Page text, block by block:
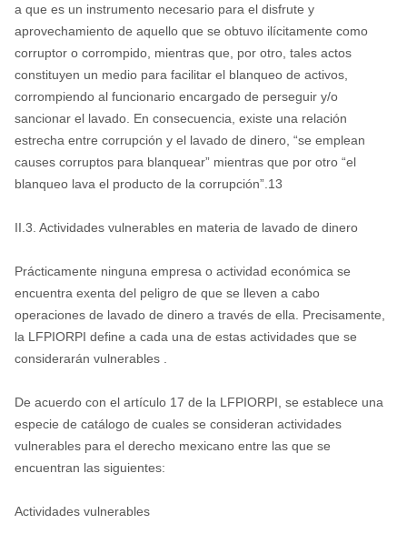
a que es un instrumento necesario para el disfrute y
aprovechamiento de aquello que se obtuvo ilícitamente como
corruptor o corrompido, mientras que, por otro, tales actos
constituyen un medio para facilitar el blanqueo de activos,
corrompiendo al funcionario encargado de perseguir y/o
sancionar el lavado. En consecuencia, existe una relación
estrecha entre corrupción y el lavado de dinero, “se emplean
causes corruptos para blanquear” mientras que por otro “el
blanqueo lava el producto de la corrupción”.13
II.3. Actividades vulnerables en materia de lavado de dinero
Prácticamente ninguna empresa o actividad económica se
encuentra exenta del peligro de que se lleven a cabo
operaciones de lavado de dinero a través de ella. Precisamente,
la LFPIORPI define a cada una de estas actividades que se
considerarán vulnerables .
De acuerdo con el artículo 17 de la LFPIORPI, se establece una
especie de catálogo de cuales se consideran actividades
vulnerables para el derecho mexicano entre las que se
encuentran las siguientes:
Actividades vulnerables